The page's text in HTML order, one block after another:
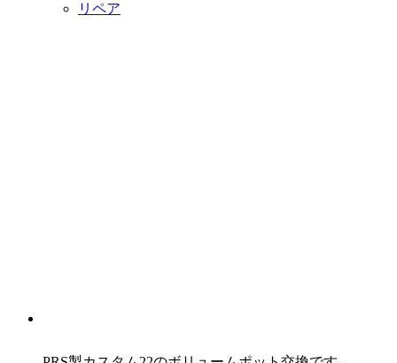
リペア